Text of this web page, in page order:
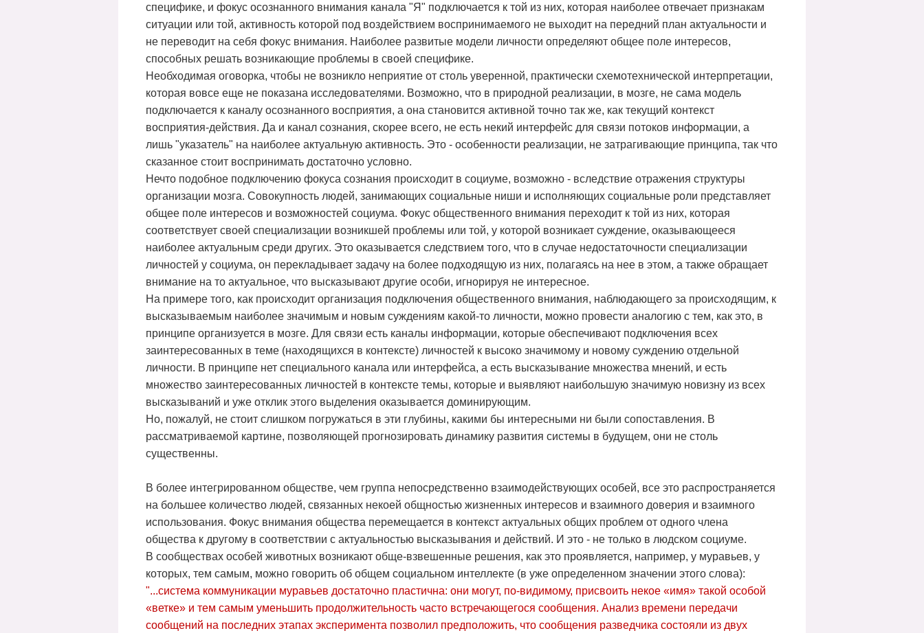
специфике, и фокус осознанного внимания канала "Я" подключается к той из них, которая наиболее отвечает признакам
ситуации или той, активность которой под воздействием воспринимаемого не выходит на передний план актуальности и
не переводит на себя фокус внимания. Наиболее развитые модели личности определяют общее поле интересов,
способных решать возникающие проблемы в своей специфике.
Необходимая оговорка, чтобы не возникло неприятие от столь уверенной, практически схемотехнической интерпретации,
которая вовсе еще не показана исследователями. Возможно, что в природной реализации, в мозге, не сама модель
подключается к каналу осознанного восприятия, а она становится активной точно так же, как текущий контекст
восприятия-действия. Да и канал сознания, скорее всего, не есть некий интерфейс для связи потоков информации, а
лишь "указатель" на наиболее актуальную активность. Это - особенности реализации, не затрагивающие принципа, так что
сказанное стоит воспринимать достаточно условно.
Нечто подобное подключению фокуса сознания происходит в социуме, возможно - вследствие отражения структуры
организации мозга. Совокупность людей, занимающих социальные ниши и исполняющих социальные роли представляет
общее поле интересов и возможностей социума. Фокус общественного внимания переходит к той из них, которая
соответствует своей специализации возникшей проблемы или той, у которой возникает суждение, оказывающееся
наиболее актуальным среди других. Это оказывается следствием того, что в случае недостаточности специализации
личностей у социума, он перекладывает задачу на более подходящую из них, полагаясь на нее в этом, а также обращает
внимание на то актуальное, что высказывают другие особи, игнорируя не интересное.
На примере того, как происходит организация подключения общественного внимания, наблюдающего за происходящим, к
высказываемым наиболее значимым и новым суждениям какой-то личности, можно провести аналогию с тем, как это, в
принципе организуется в мозге. Для связи есть каналы информации, которые обеспечивают подключения всех
заинтересованных в теме (находящихся в контексте) личностей к высоко значимому и новому суждению отдельной
личности. В принципе нет специального канала или интерфейса, а есть высказывание множества мнений, и есть
множество заинтересованных личностей в контексте темы, которые и выявляют наибольшую значимую новизну из всех
высказываний и уже отклик этого выделения оказывается доминирующим.
Но, пожалуй, не стоит слишком погружаться в эти глубины, какими бы интересными ни были сопоставления. В
рассматриваемой картине, позволяющей прогнозировать динамику развития системы в будущем, они не столь
существенны.
В более интегрированном обществе, чем группа непосредственно взаимодействующих особей, все это распространяется
на большее количество людей, связанных некоей общностью жизненных интересов и взаимного доверия и взаимного
использования. Фокус внимания общества перемещается в контекст актуальных общих проблем от одного члена
общества к другому в соответствии с актуальностью высказывания и действий. И это - не только в людском социуме.
В сообществах особей животных возникают обще-взвешенные решения, как это проявляется, например, у муравьев, у
которых, тем самым, можно говорить об общем социальном интеллекте (в уже определенном значении этого слова):
"...система коммуникации муравьев достаточно пластична: они могут, по-видимому, присвоить некое «имя» такой особой
«ветке» и тем самым уменьшить продолжительность часто встречающегося сообщения. Анализ времени передачи
сообщений на последних этапах эксперимента позволил предположить, что сообщения разведчика состояли из двух